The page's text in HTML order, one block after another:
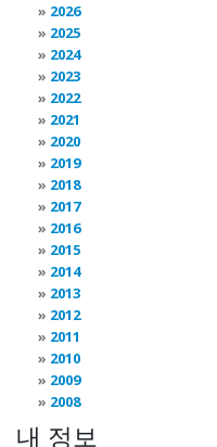
2026
2025
2024
2023
2022
2021
2020
2019
2018
2017
2016
2015
2014
2013
2012
2011
2010
2009
2008
내 정보